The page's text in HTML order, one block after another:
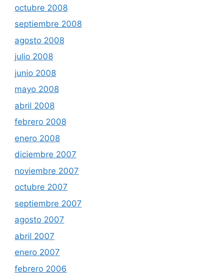
octubre 2008
septiembre 2008
agosto 2008
julio 2008
junio 2008
mayo 2008
abril 2008
febrero 2008
enero 2008
diciembre 2007
noviembre 2007
octubre 2007
septiembre 2007
agosto 2007
abril 2007
enero 2007
febrero 2006